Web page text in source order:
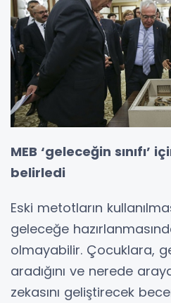
MEB ‘geleceğin sınıfı’
belirledi
Eski metotların
geleceğe
olmayabilir. Çocuklara,
aradığını ve nerede
zekasını geliştirecek